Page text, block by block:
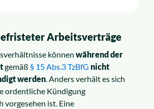
Arbeitsverträge
können während der
gemäß § 15 Abs.3 Tz­B­fG nicht
werden. Anders verhält es sich
ordentliche Kündigung
vorgesehen ist. Eine